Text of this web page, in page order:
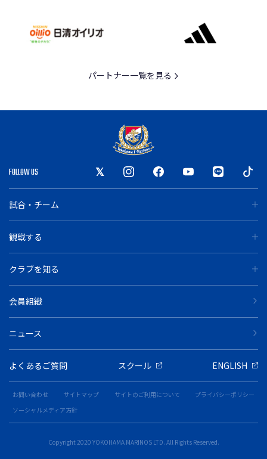
パートナー一覧を見る
FOLLOW US
試合・チーム
観戦する
クラブを知る
会員組織
ニュース
よくあるご質問 スクール ENGLISH
お問い合わせ サイトマップ サイトのご利用について
プライバシーポリシー
ソーシャルメディア方針
Copyright 2020 YOKOHAMA MARINOS LTD. All Rights Reserved.